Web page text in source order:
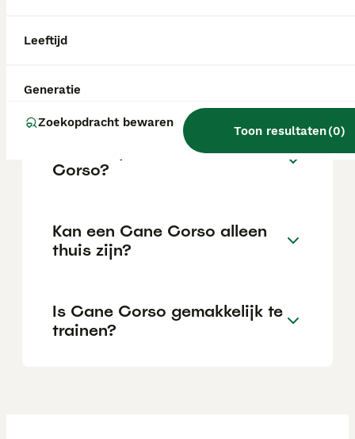
Leeftijd
Generatie
Zoekopdracht bewaren
Toon resultaten(0)
Cane Corso?
Hoeveel jaar leeft een Cane
Corso?
Kan een Cane Corso alleen
thuis zijn?
Is Cane Corso gemakkelijk te
trainen?